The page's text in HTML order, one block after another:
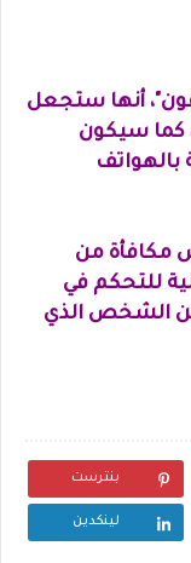
أنها ستجعل
كما سيكون
بالهواتف
مكافأة من
للتحكم في
من الشخص الذي
بنترست
لينكدين